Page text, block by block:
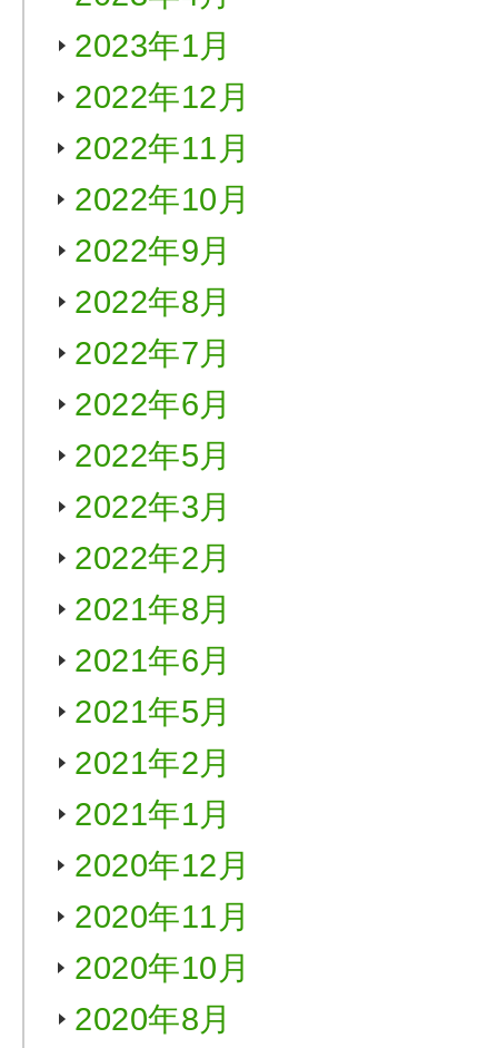
2023年1月
2022年12月
2022年11月
2022年10月
2022年9月
2022年8月
2022年7月
2022年6月
2022年5月
2022年3月
2022年2月
2021年8月
2021年6月
2021年5月
2021年2月
2021年1月
2020年12月
2020年11月
2020年10月
2020年8月